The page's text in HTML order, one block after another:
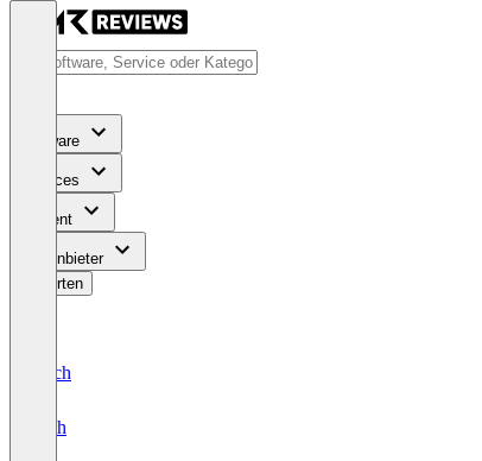
Software
Services
Content
Für Anbieter
Bewerten
Deutsch
English